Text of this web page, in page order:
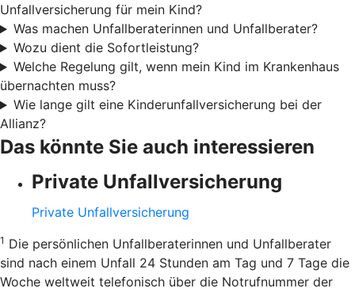
Unfallversicherung für mein Kind?
Was machen Unfallberaterinnen und Unfallberater?
Wozu dient die Sofortleistung?
Welche Regelung gilt, wenn mein Kind im Krankenhaus
übernachten muss?
Wie lange gilt eine Kinderunfallversicherung bei der
Allianz?
Das könnte Sie auch interessieren
Private Unfallversicherung
Private Unfallversicherung
1 Die persönlichen Unfallberaterinnen und Unfallberater
sind nach einem Unfall 24 Stunden am Tag und 7 Tage die
Woche weltweit telefonisch über die Notrufnummer der